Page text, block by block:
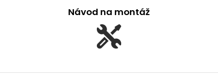
Návod na montáž